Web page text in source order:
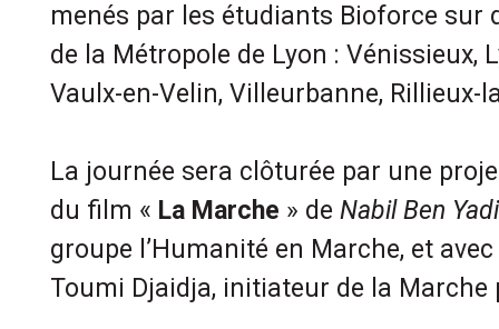
menés par les étudiants Bioforce
de la Métropole de Lyon : Vénissieux,
Vaulx-en-Velin, Villeurbanne, Rillieux-
La journée sera clôturée par une
du film « La Marche » de Nabil Ben
groupe l’Humanité en Marche, et
Toumi Djaidja, initiateur de la Marche